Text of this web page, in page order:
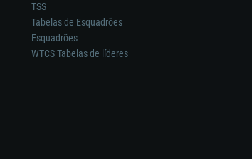
TSS
Tabelas de Esquadrões
Esquadrões
WTCS Tabelas de líderes